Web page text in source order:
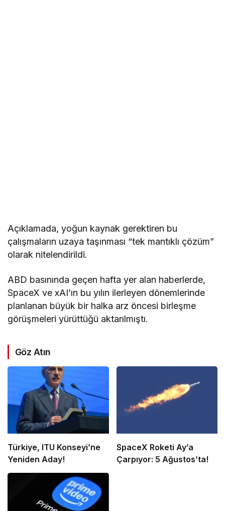
Açıklamada, yoğun kaynak gerektiren bu
çalışmaların uzaya taşınması “tek mantıklı çözüm”
olarak nitelendirildi.
ABD basınında geçen hafta yer alan haberlerde,
SpaceX ve xAI’ın bu yılın ilerleyen dönemlerinde
planlanan büyük bir halka arz öncesi birleşme
görüşmeleri yürüttüğü aktarılmıştı.
Göz Atın
Türkiye, ITU Konseyi’ne
Yeniden Aday!
SpaceX Roketi Ay’a
Çarpıyor: 5 Ağustos’ta!